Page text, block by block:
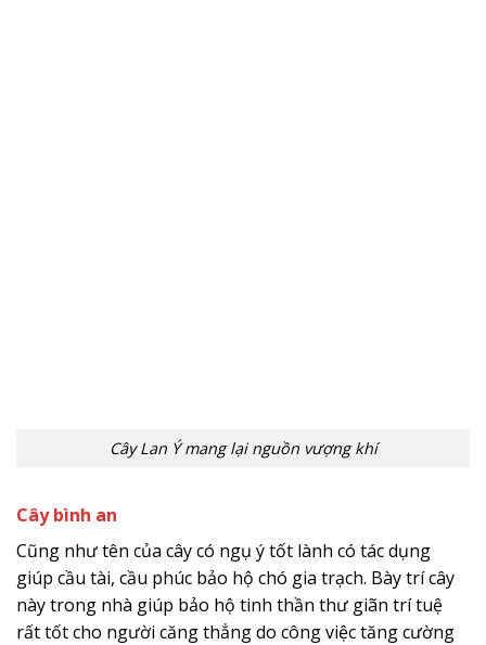
Cây Lan Ý mang lại nguồn vượng khí
Cây bình an
Cũng như tên của cây có ngụ ý tốt lành có tác dụng
giúp cầu tài, cầu phúc bảo hộ chó gia trạch. Bày trí cây
này trong nhà giúp bảo hộ tinh thần thư giãn trí tuệ
rất tốt cho người căng thẳng do công việc tăng cường